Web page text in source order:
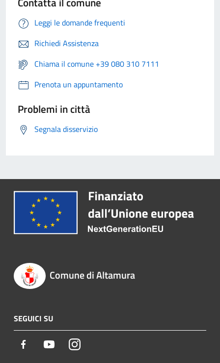
Leggi le domande frequenti
Richiedi Assistenza
Chiama il comune +39 080 310 7111
Prenota un appuntamento
Problemi in città
Segnala disservizio
Comune di Altamura
SEGUICI SU
Facebook YoutubeInstagram